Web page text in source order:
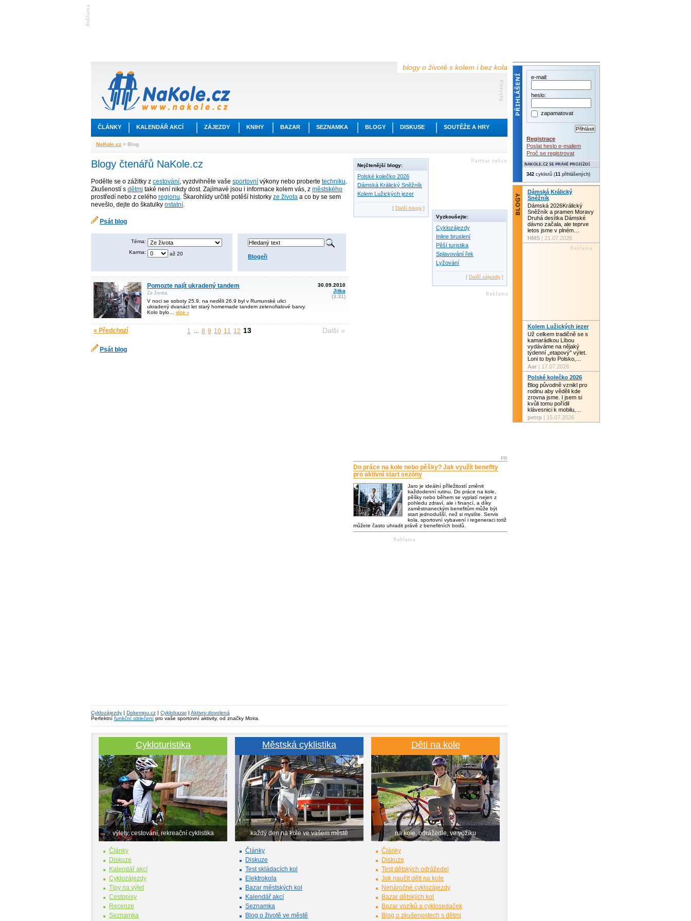
blogy o životě s kolem i bez kola
ČLÁNKY KALENDÁŘ AKCÍ ZÁJEZDY KNIHY BAZAR SEZNAMKA BLOGY DISKUSE SOUTĚŽE A HRY
NaKole.cz > Blog
Blogy čtenářů NaKole.cz
Podělte se o zážitky z cestování, vyzdvihněte vaše sportovní výkony nebo proberte techniku.
Zkušeností s dětmi také není nikdy dost. Zajímavé jsou i informace kolem vás, z městského
prostředí nebo z celého regionu. Škarohlídy určitě potěší historky ze života a co by se sem
nevešlo, dejte do škatulky ostatní.
Psát blog
Téma:
Karma:
až 20 Blogeři
Pomozte najít ukradený tandem
Ze života
V noci se soboty 25.9. na neděli 26.9 byl v Rumunské ulici
ukradený dvanáct let starý homemade tandem zelenofialové barvy.
Kolo bylo… více »
30.09.2010
Jitka
(3.31)
« Předchozí 1 8 9 10 11 12 13 Další »
Psát blog
Nejčtenější blogy:
Polské kolečko 2026
Dámská Králický Sněžník
Kolem Lužických jezer
[ Další blogy ]
Vyzkoušejte:
Cyklozájezdy
Inline bruslení
Pěší turistika
Splavování řek
Lyžování
[ Další zájezdy ]
PR
Do práce na kole nebo pěšky? Jak využít benefity
pro aktivní start sezóny
Jaro je ideální příležitostí změnit
každodenní rutinu. Do práce na kole,
pěšky nebo během se vyplatí nejen z
pohledu zdraví, ale i financí, a díky
zaměstnaneckým benefitům může být
start jednodušší, než si myslíte. Servis
kola, sportovní vybavení i regeneraci totiž
můžete často uhradit právě z benefitních bodů.
Cyklozájezdy | Dokempu.cz | Cyklobazar| Aktivni dovolená
Perfektní funkční oblečení pro vaše sportovní aktivity, od značky Moira.
Cykloturistika
výlety, cestování, rekreační cyklistika
Články
Diskuze
Kalendář akcí
Cyklozájezdy
Tipy na výlet
Cestopisy
Recenze
Seznamka
Městská cyklistika
každý den na kole ve vašem městě
Články
Diskuze
Test skládacích kol
Elektrokola
Bazar městských kol
Kalendář akcí
Seznamka
Blog o životě ve městě
Děti na kole
na kole, odrážedle, ve vozíku
Články
Diskuze
Test dětských odrážedel
Jak naučit děti na kole
Nenáročné cyklozájezdy
Bazar dětských kol
Bazar vozíků a cyklosedaček
Blog o zkušenostech s dětmi
e-mail:
heslo:
zapamatovat
Registrace
Poslat heslo e-mailem
Proč se registrovat
342 cyklistů (11 přihlášených)
Dámská Králický
Sněžník
Dámská 2026Králický
Sněžník a pramen Moravy
Druhá desítka Dámské
dávno začala, ale teprve
letos jsme v plném…
HMS | 21.07.2026
Kolem Lužických jezer
Už celkem tradičně se s
kamarádkou Líbou
vydáváme na nějaký
týdenní „etapový" výlet.
Loni to bylo Polsko,…
Aar | 17.07.2026
Polské kolečko 2026
Blog původně vznikl pro
rodinu aby věděli kde
zrovna jsme. I jsem si
kvůli tomu pořídil
klávesnici k mobilu,…
petrp | 15.07.2026